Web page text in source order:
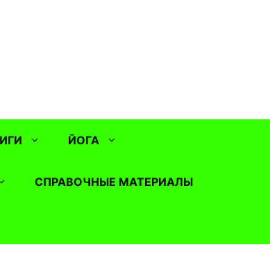
ЙОГА
СПРАВОЧНЫЕ МАТЕРИАЛЫ